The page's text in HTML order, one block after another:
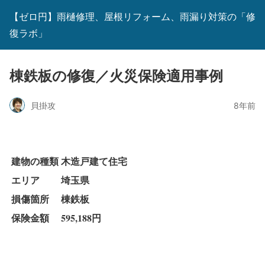
【ゼロ円】雨樋修理、屋根リフォーム、雨漏り対策の「修
復ラボ」
棟鉄板の修復／火災保険適用事例
貝掛攻 8年前
建物の種類木造戸建て住宅
エリア
埼玉県
損傷箇所
棟鉄板
保険金額
595,188円